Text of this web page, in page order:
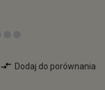
Dodaj do porównania